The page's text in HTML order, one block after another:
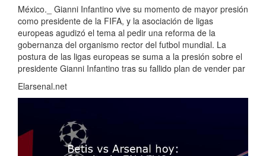
México._ Gianni Infantino vive su momento de mayor presión
como presidente de la FIFA, y la asociación de ligas
europeas agudizó el tema al pedir una reforma de la
gobernanza del organismo rector del futbol mundial. La
postura de las ligas europeas se suma a la presión sobre el
presidente Gianni Infantino tras su fallido plan de vender par
Elarsenal.net